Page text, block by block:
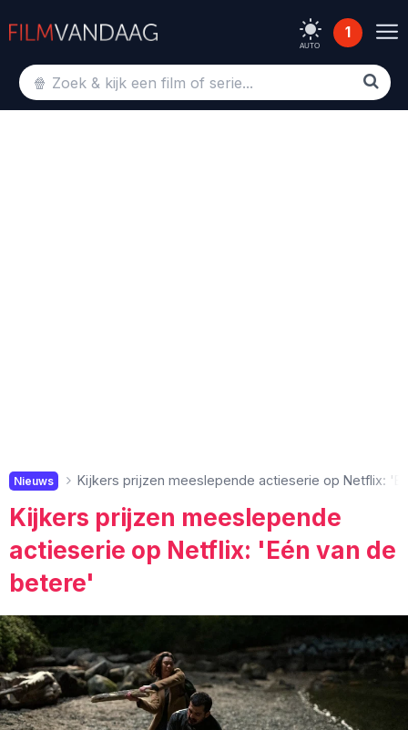
AUTO
1
Nieuws Kijkers prijzen meeslepende actieserie op Netflix:
Kijkers prijzen meeslepende
actieserie op Netflix: 'Eén van de
betere'